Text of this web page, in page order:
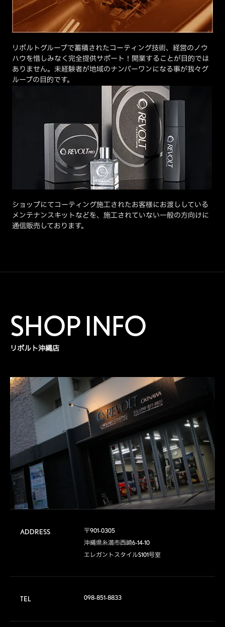
リボルトグループで蓄積されたコーティング技術、経営のノウ
ハウを惜しみなく完全提供サポート！開業することが目的では
ありません。未経験者が地域のナンバーワンになる事が我々グ
ループの目的です。
ショップにてコーティング施工されたお客様にお渡ししている
メンテナンスキットなどを、施工されていない一般の方向けに
通信販売しております。
SHOP INFO
リボルト沖縄店
ADDRESS
〒901-0305
沖縄県糸満市西崎6-14-10
エレガントスタイルS101号室
TEL 098-851-8833